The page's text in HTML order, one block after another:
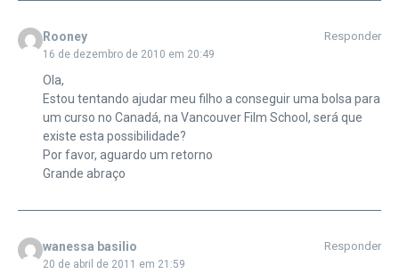
Rooney
16 de dezembro de 2010 em 20:49
Responder
Ola,
Estou tentando ajudar meu filho a conseguir uma bolsa para
um curso no Canadá, na Vancouver Film School, será que
existe esta possibilidade?
Por favor, aguardo um retorno
Grande abraço
wanessa basilio
20 de abril de 2011 em 21:59
Responder